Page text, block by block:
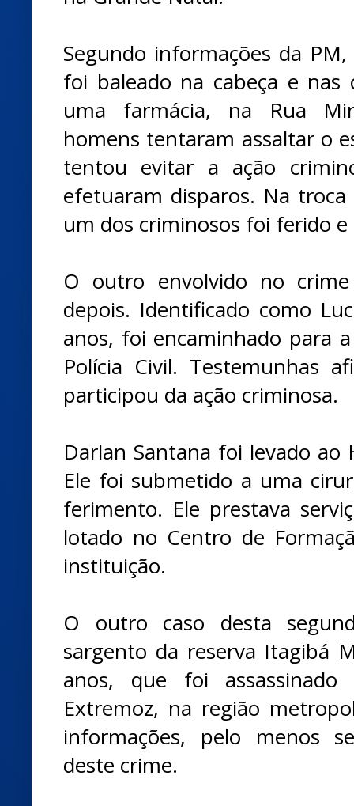
Segundo informações da
foi baleado na cabeça e nas
uma farmácia, na Rua
homens tentaram assaltar o
tentou evitar a ação
efetuaram disparos. Na
um dos criminosos foi ferido
O outro envolvido no
depois. Identificado como
anos, foi encaminhado para
Polícia Civil. Testemunhas
participou da ação criminosa.
Darlan Santana foi levado ao
Ele foi submetido a uma
ferimento. Ele prestava
lotado no Centro de
instituição.
O outro caso desta
sargento da reserva Itagibá
anos, que foi
Extremoz, na região
informações, pelo menos
deste crime.